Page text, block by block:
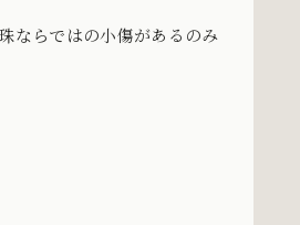
ならではの小傷があるのみ